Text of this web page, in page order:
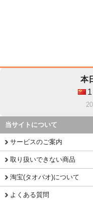
本
1
当サイトについて
サービスのご案内
取り扱いできない商品
淘宝(タオバオ)について
よくある質問